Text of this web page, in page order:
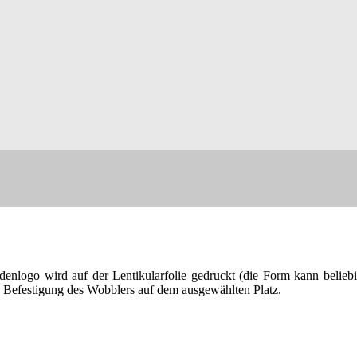
wird auf der Lentikularfolie gedruckt (die Form kann
des Wobblers auf dem ausgewählten Platz.